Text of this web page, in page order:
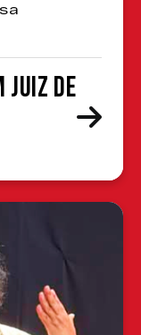
Juiz de